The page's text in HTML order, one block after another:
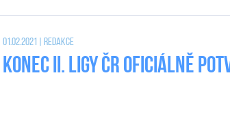
01.02.2021 | Redakce
Konec II. Ligy ČR oficiálně